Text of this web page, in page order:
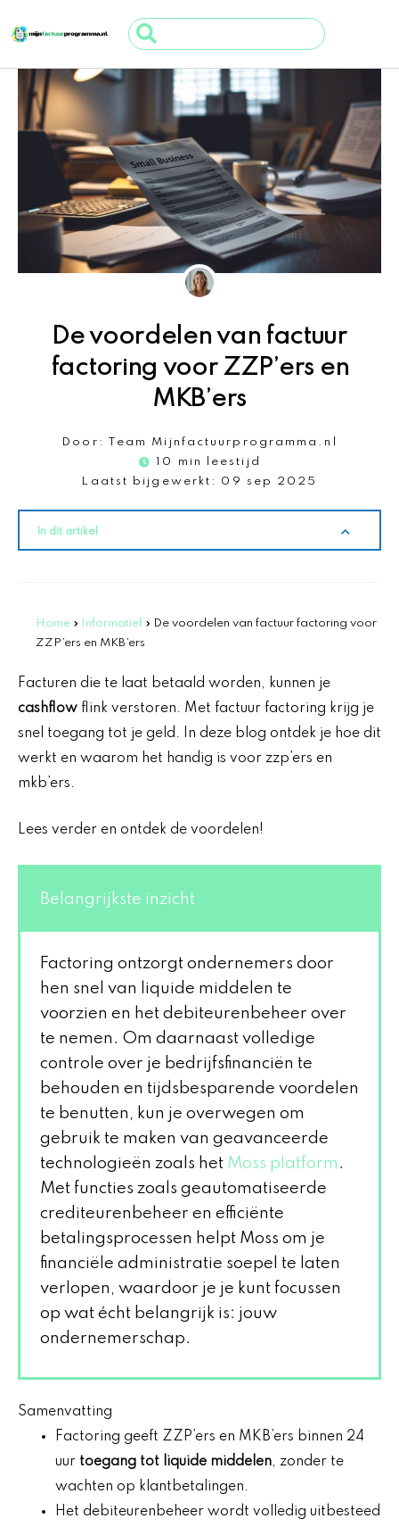
naar
de
inhoud
Search
...
De voordelen van factuur
factoring voor ZZP’ers en
MKB’ers
Door:
Team Mijnfactuurprogramma.nl
10 min leestijd
Laatst bijgewerkt:
09 sep 2025
In dit artikel
Home » Informatief » De voordelen van factuur factoring voor
ZZP’ers en MKB’ers
Facturen die te laat betaald worden, kunnen je
cashflow flink verstoren. Met factuur factoring krijg je
snel toegang tot je geld. In deze blog ontdek je hoe dit
werkt en waarom het handig is voor zzp’ers en
mkb’ers.
Lees verder en ontdek de voordelen!
Belangrijkste inzicht
Factoring ontzorgt ondernemers door
hen snel van liquide middelen te
voorzien en het debiteurenbeheer over
te nemen. Om daarnaast volledige
controle over je bedrijfsfinanciën te
behouden en tijdsbesparende voordelen
te benutten, kun je overwegen om
gebruik te maken van geavanceerde
technologieën zoals het Moss platform .
Met functies zoals geautomatiseerde
crediteurenbeheer en efficiënte
betalingsprocessen helpt Moss om je
financiële administratie soepel te laten
verlopen, waardoor je je kunt focussen
op wat écht belangrijk is: jouw
ondernemerschap.
Samenvatting
Factoring geeft ZZP’ers en MKB’ers binnen 24
uur toegang tot liquide middelen, zonder te
wachten op klantbetalingen.
Het debiteurenbeheer wordt volledig uitbesteed